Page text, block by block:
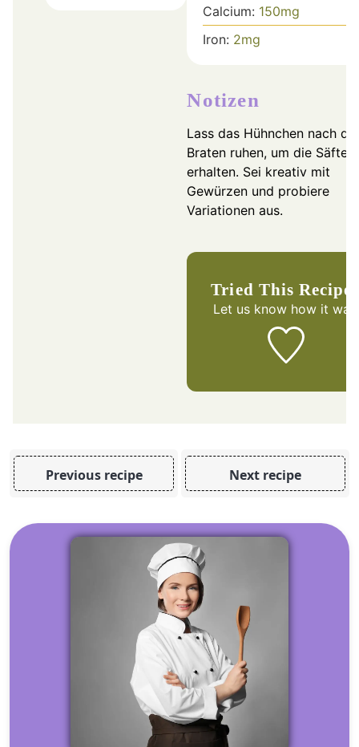
Calcium: 150mg
Iron: 2mg
Notizen
Lass das Hühnchen nach
Braten ruhen, um die Säfte
erhalten. Sei kreativ mit
Gewürzen und probiere
Variationen aus.
Tried This
Let us knowhow it was!
Previous recipe Next recipe